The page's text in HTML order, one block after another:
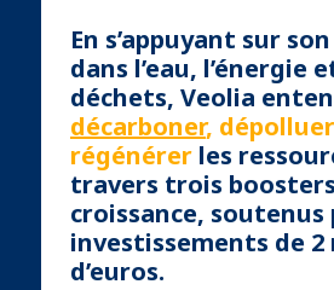
En s’appuyant sur
dans l’eau, l’énergie
déchets, Veolia
décarboner,
régénérer les
travers trois
croissance, soutenus
investissements de
d’euros.